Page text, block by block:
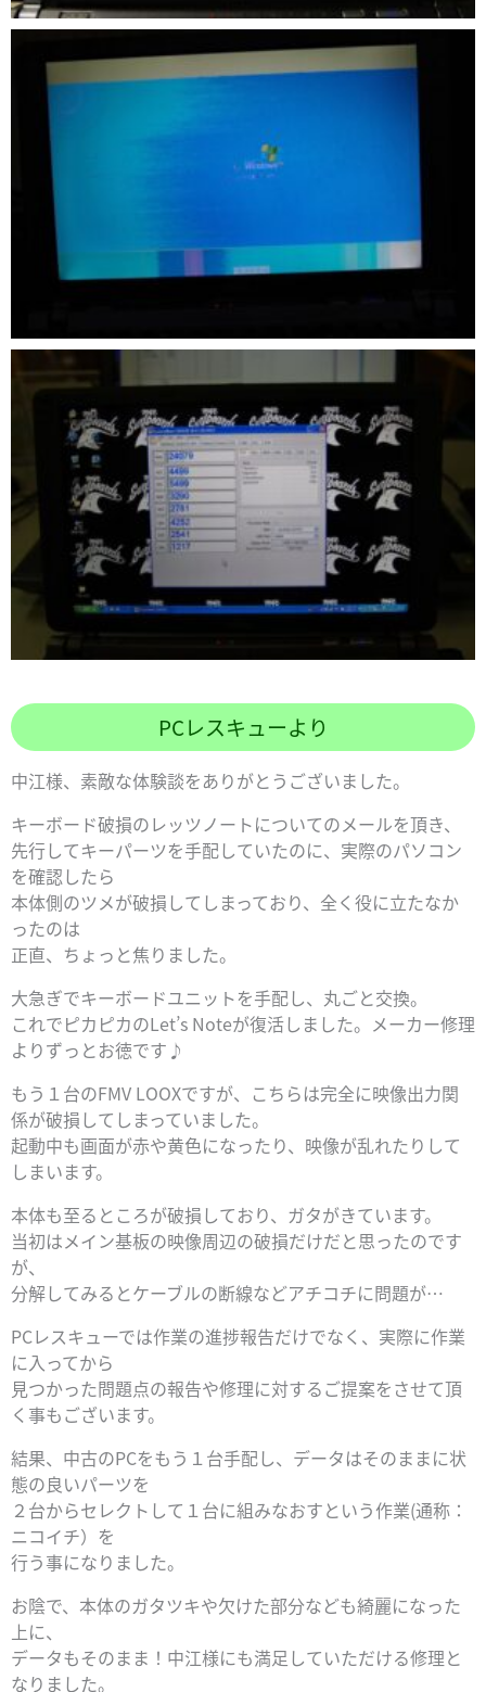
PCレスキューより
中江様、素敵な体験談をありがとうございました。
キーボード破損のレッツノートについてのメールを頂き、
先行してキーパーツを手配していたのに、実際のパソコン
を確認したら
本体側のツメが破損してしまっており、全く役に立たなか
ったのは
正直、ちょっと焦りました。
大急ぎでキーボードユニットを手配し、丸ごと交換。
これでピカピカのLet’s Noteが復活しました。メーカー修理
よりずっとお徳です♪
もう１台のFMV LOOXですが、こちらは完全に映像出力関
係が破損してしまっていました。
起動中も画面が赤や黄色になったり、映像が乱れたりして
しまいます。
本体も至るところが破損しており、ガタがきています。
当初はメイン基板の映像周辺の破損だけだと思ったのです
が、
分解してみるとケーブルの断線などアチコチに問題が…
PCレスキューでは作業の進捗報告だけでなく、実際に作業
に入ってから
見つかった問題点の報告や修理に対するご提案をさせて頂
く事もございます。
結果、中古のPCをもう１台手配し、データはそのままに状
態の良いパーツを
２台からセレクトして１台に組みなおすという作業(通称：
ニコイチ）を
行う事になりました。
お陰で、本体のガタツキや欠けた部分なども綺麗になった
上に、
データもそのまま！中江様にも満足していただける修理と
なりました。